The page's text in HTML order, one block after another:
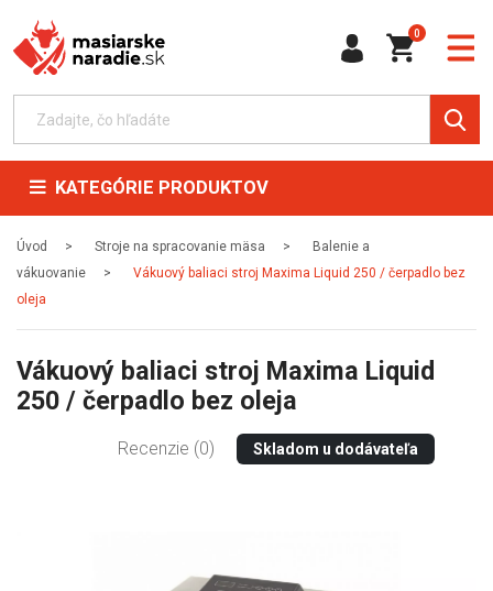
0
KATEGÓRIE PRODUKTOV
Úvod Stroje na spracovanie mäsa
Balenie a
vákuovanie
Vákuový baliaci stroj Maxima Liquid 250 / čerpadlo bez
oleja
Vákuový baliaci stroj Maxima Liquid
250 / čerpadlo bez oleja
Recenzie (0) Skladom u dodávateľa